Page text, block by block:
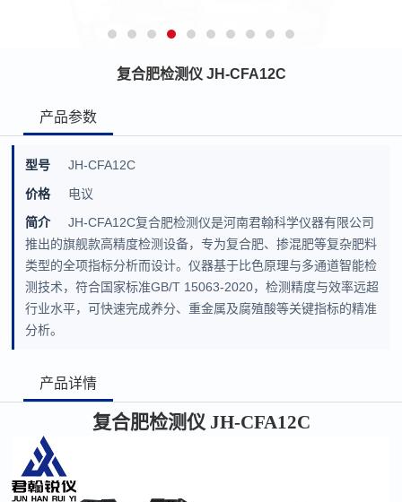
复合肥检测仪 JH-CFA12C
产品参数
型号
JH-CFA12C
价格
电议
简介
JH-CFA12C复合肥检测仪是河南君翰科学仪器有限公司
推出的旗舰款高精度检测设备，专为复合肥、掺混肥等复杂肥料
类型的全项指标分析而设计。仪器基于比色原理与多通道智能检
测技术，符合国家标准GB/T 15063-2020，检测精度与效率远超
行业水平，可快速完成养分、重金属及腐殖酸等关键指标的精准
分析。
产品详情
复合肥检测仪JH-CFA12C